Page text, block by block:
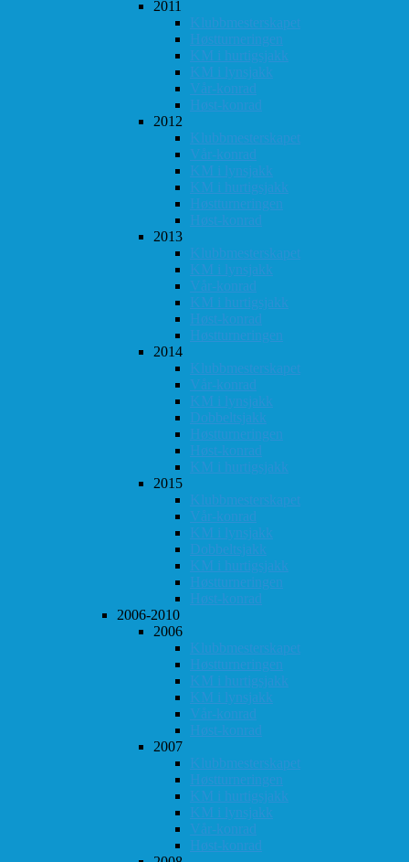
2011
Klubbmesterskapet
Høstturneringen
KM i hurtigsjakk
KM i lynsjakk
Vår-konrad
Høst-konrad
2012
Klubbmesterskapet
Vår-konrad
KM i lynsjakk
KM i hurtigsjakk
Høstturneringen
Høst-konrad
2013
Klubbmesterskapet
KM i lynsjakk
Vår-konrad
KM i hurtigsjakk
Høst-konrad
Høstturneringen
2014
Klubbmesterskapet
Vår-konrad
KM i lynsjakk
Dobbeltsjakk
Høstturneringen
Høst-konrad
KM i hurtigsjakk
2015
Klubbmesterskapet
Vår-konrad
KM i lynsjakk
Dobbeltsjakk
KM i hurtigsjakk
Høstturneringen
Høst-konrad
2006-2010
2006
Klubbmesterskapet
Høstturneringen
KM i hurtigsjakk
KM i lynsjakk
Vår-konrad
Høst-konrad
2007
Klubbmesterskapet
Høstturneringen
KM i hurtigsjakk
KM i lynsjakk
Vår-konrad
Høst-konrad